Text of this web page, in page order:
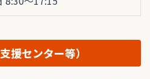
援センター等）